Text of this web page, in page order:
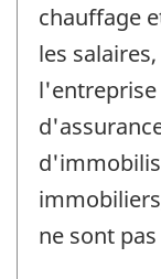
chauffage
les
ne sont